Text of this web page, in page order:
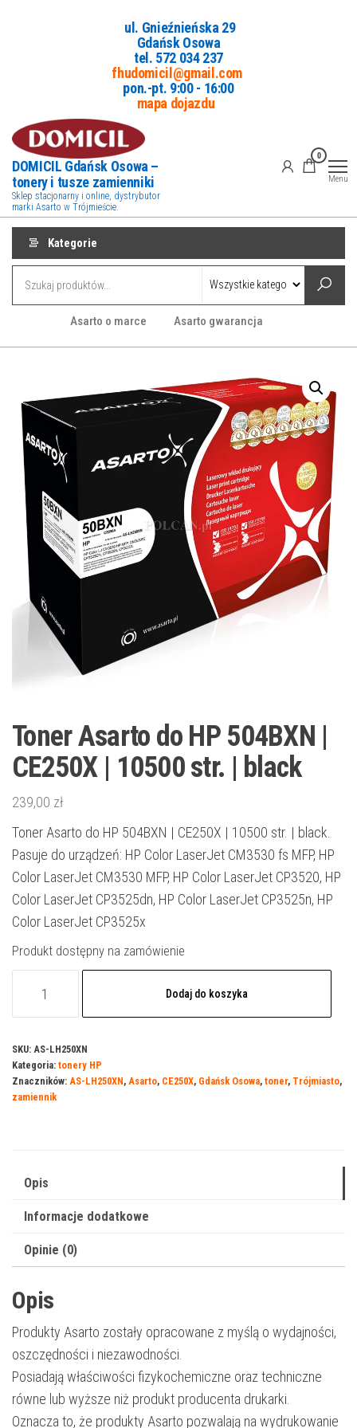
ul. Gnieźnieńska 29
Gdańsk Osowa
tel. 572 034 237
fhudomicil@gmail.com
pon.-pt. 9:00 - 16:00
mapa dojazdu
DOMICIL Gdańsk Osowa –
tonery i tusze zamienniki
Sklep stacjonarny i online, dystrybutor
marki Asarto w Trójmieście.
0
Menu
Kategorie
Asarto o marce Asarto gwarancja
Toner Asarto do HP 504BXN |
CE250X | 10500 str. | black
239,00 zł
Toner Asarto do HP 504BXN | CE250X | 10500 str. | black.
Pasuje do urządzeń: HP Color LaserJet CM3530 fs MFP, HP
Color LaserJet CM3530 MFP, HP Color LaserJet CP3520, HP
Color LaserJet CP3525dn, HP Color LaserJet CP3525n, HP
Color LaserJet CP3525x
Produkt dostępny na zamówienie
do
HP
504BXN
10500
black
Dodaj do koszyka
SKU: AS-LH250XN
Kategoria: tonery HP
Znaczników: AS-LH250XN, Asarto, CE250X, Gdańsk Osowa, toner, Trójmiasto,
zamiennik
Opis
Informacje dodatkowe
Opinie (0)
Opis
Produkty Asarto zostały opracowane z myślą o wydajności,
oszczędności i niezawodności.
Posiadają właściwości fizykochemiczne oraz techniczne
równe lub wyższe niż produkt producenta drukarki.
Oznacza to, że produkty Asarto pozwalają na wydrukowanie